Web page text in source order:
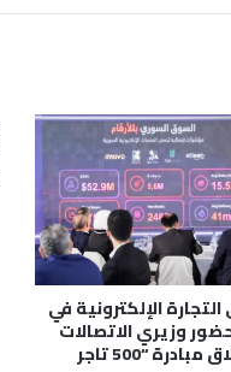
الإلكترونية في
2026 بحضور وزيري الاتصالات
والمالية وإطلاق مبادرة “500 تاجر